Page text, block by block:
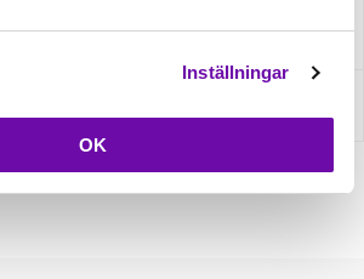
Inställningar
OK